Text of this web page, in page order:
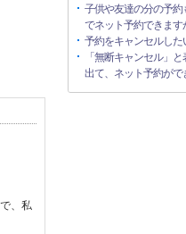
、私
子供や友達の分の予約
でネット予約できます
予約をキャンセルした
「無断キャンセル」
出て、ネット予約がで